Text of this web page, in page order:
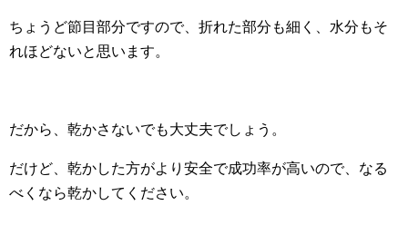
ちょうど節目部分ですので、折れた部分も細く、水分もそ
れほどないと思います。
だから、乾かさないでも大丈夫でしょう。
だけど、乾かした方がより安全で成功率が高いので、なる
べくなら乾かしてください。